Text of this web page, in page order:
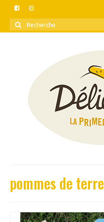
Rechercher
:
pommes de terre